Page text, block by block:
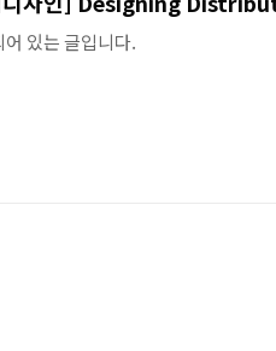
어 있는 글입니다.